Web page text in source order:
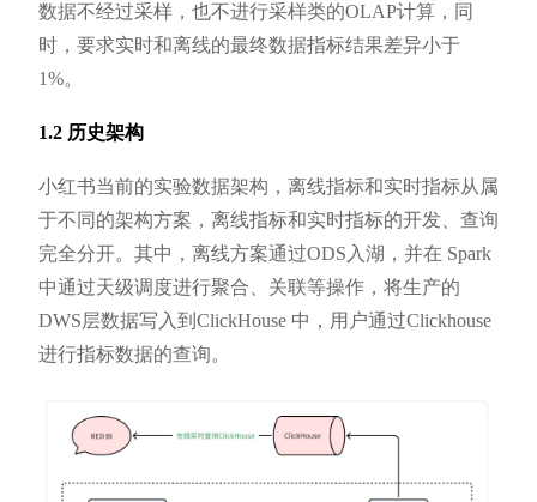
数据不经过采样，也不进行采样类的OLAP计算，同
时，要求实时和离线的最终数据指标结果差异小于
1%。
1.2 历史架构
小红书当前的实验数据架构，离线指标和实时指标从属
于不同的架构方案，离线指标和实时指标的开发、查询
完全分开。其中，离线方案通过ODS入湖，并在 Spark
中通过天级调度进行聚合、关联等操作，将生产的
DWS层数据写入到ClickHouse 中，用户通过Clickhouse
进行指标数据的查询。